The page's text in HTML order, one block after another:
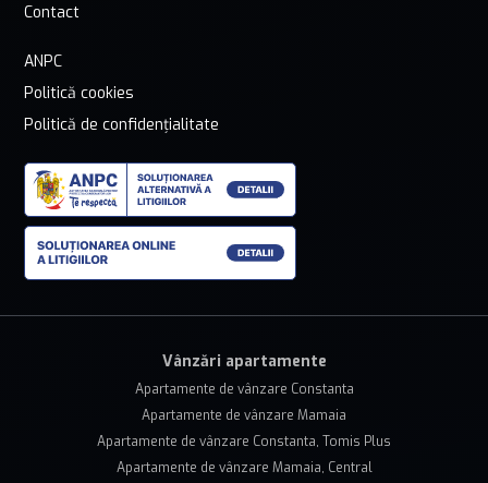
Contact
ANPC
Politică cookies
Politică de confidențialitate
Vânzări apartamente
Apartamente de vânzare Constanta
Apartamente de vânzare Mamaia
Apartamente de vânzare Constanta, Tomis Plus
Apartamente de vânzare Mamaia, Central